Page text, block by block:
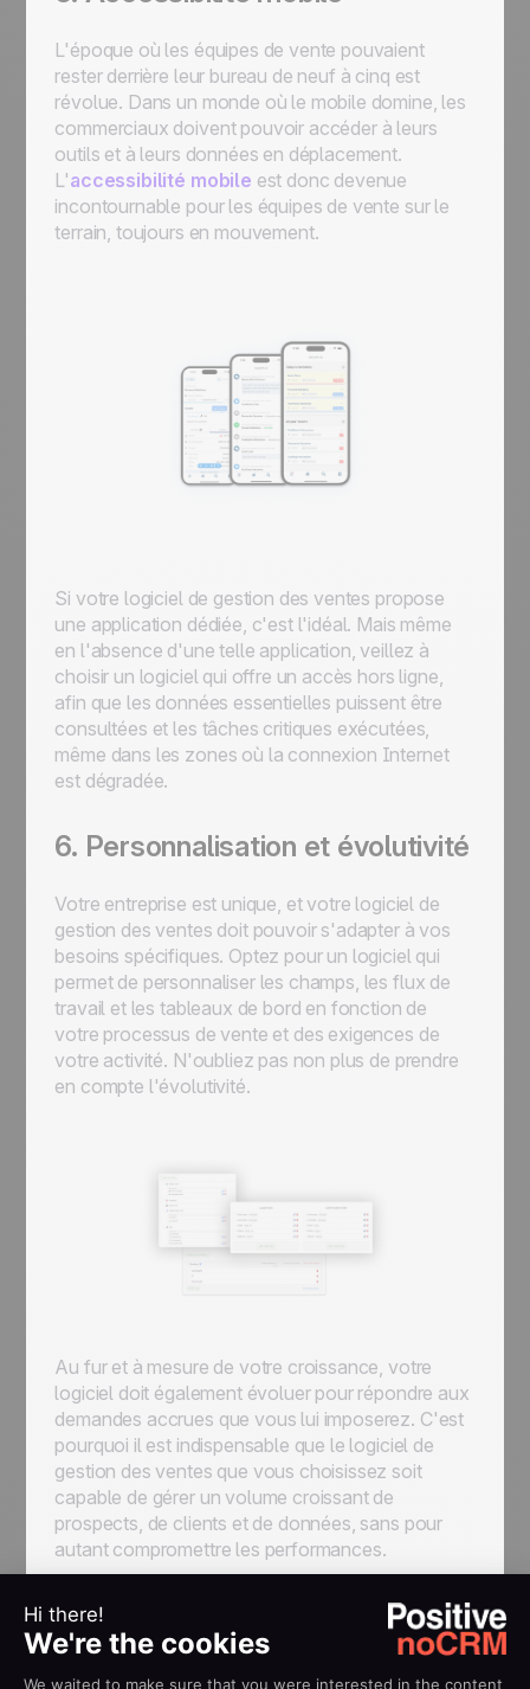
L'époque où les équipes de vente pouvaient
rester derrière leur bureau de neuf à cinq est
révolue. Dans un monde où le mobile domine, les
commerciaux doivent pouvoir accéder à leurs
outils et à leurs données en déplacement.
L'accessibilité mobile est donc devenue
incontournable pour les équipes de vente sur le
terrain, toujours en mouvement.
Si votre logiciel de gestion des ventes propose
une application dédiée, c'est l'idéal. Mais même
en l'absence d'une telle application, veillez à
choisir un logiciel qui offre un accès hors ligne,
afin que les données essentielles puissent être
consultées et les tâches critiques exécutées,
même dans les zones où la connexion Internet
est dégradée.
6. Personnalisation et évolutivité
Votre entreprise est unique, et votre logiciel de
gestion des ventes doit pouvoir s'adapter à vos
besoins spécifiques. Optez pour un logiciel qui
permet de personnaliser les champs, les flux de
travail et les tableaux de bord en fonction de
votre processus de vente et des exigences de
votre activité. N'oubliez pas non plus de prendre
en compte l'évolutivité.
Au fur et à mesure de votre croissance, votre
logiciel doit également évoluer pour répondre aux
demandes accrues que vous lui imposerez. C'est
pourquoi il est indispensable que le logiciel de
gestion des ventes que vous choisissez soit
capable de gérer un volume croissant de
prospects, de clients et de données, sans pour
autant compromettre les performances.
7. Intégration avec d'autres
outils